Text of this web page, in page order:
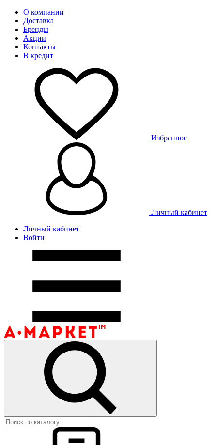
О компании
Доставка
Бренды
Акции
Контакты
В кредит
Избранное
Личный кабинет
Личный кабинет
Войти